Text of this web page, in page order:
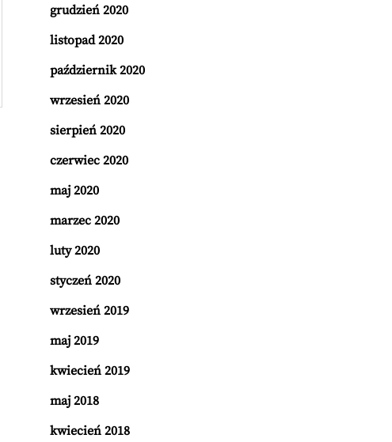
grudzień 2020
listopad 2020
październik 2020
wrzesień 2020
sierpień 2020
czerwiec 2020
maj 2020
marzec 2020
luty 2020
styczeń 2020
wrzesień 2019
maj 2019
kwiecień 2019
maj 2018
kwiecień 2018